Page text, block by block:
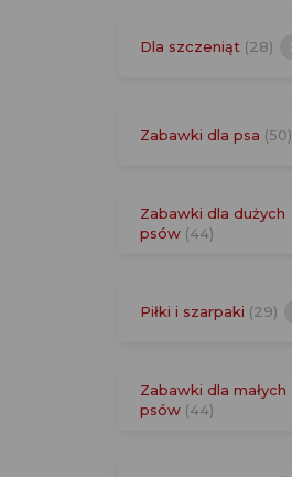
Dla szczeniąt (28)
Zabawki dla psa (50)
Zabawki dla dużych
psów (44)
Piłki i szarpaki (29)
Zabawki dla małych
psów (44)